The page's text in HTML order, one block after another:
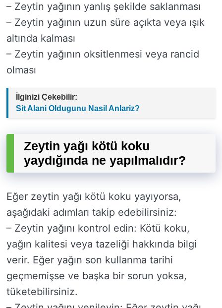
– Zeytin yağının yanlış şekilde saklanması
– Zeytin yağının uzun süre açıkta veya ışık
altında kalması
– Zeytin yağının oksitlenmesi veya rancid
olması
İlginizi Çekebilir:
Sit Alani Oldugunu Nasil Anlariz?
Zeytin yağı kötü koku
yaydığında ne yapılmalıdır?
Eğer zeytin yağı kötü koku yayıyorsa,
aşağıdaki adımları takip edebilirsiniz:
– Zeytin yağını kontrol edin: Kötü koku,
yağın kalitesi veya tazeliği hakkında bilgi
verir. Eğer yağın son kullanma tarihi
geçmemişse ve başka bir sorun yoksa,
tüketebilirsiniz.